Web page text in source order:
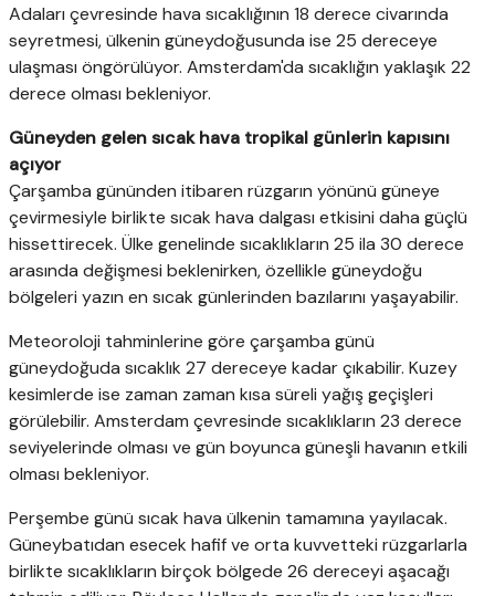
Adaları çevresinde hava sıcaklığının 18 derece civarında
seyretmesi, ülkenin güneydoğusunda ise 25 dereceye
ulaşması öngörülüyor. Amsterdam'da sıcaklığın yaklaşık 22
derece olması bekleniyor.
Güneyden gelen sıcak hava tropikal günlerin kapısını
açıyor
Çarşamba gününden itibaren rüzgarın yönünü güneye
çevirmesiyle birlikte sıcak hava dalgası etkisini daha güçlü
hissettirecek. Ülke genelinde sıcaklıkların 25 ila 30 derece
arasında değişmesi beklenirken, özellikle güneydoğu
bölgeleri yazın en sıcak günlerinden bazılarını yaşayabilir.
Meteoroloji tahminlerine göre çarşamba günü
güneydoğuda sıcaklık 27 dereceye kadar çıkabilir. Kuzey
kesimlerde ise zaman zaman kısa süreli yağış geçişleri
görülebilir. Amsterdam çevresinde sıcaklıkların 23 derece
seviyelerinde olması ve gün boyunca güneşli havanın etkili
olması bekleniyor.
Perşembe günü sıcak hava ülkenin tamamına yayılacak.
Güneybatıdan esecek hafif ve orta kuvvetteki rüzgarlarla
birlikte sıcaklıkların birçok bölgede 26 dereceyi aşacağı